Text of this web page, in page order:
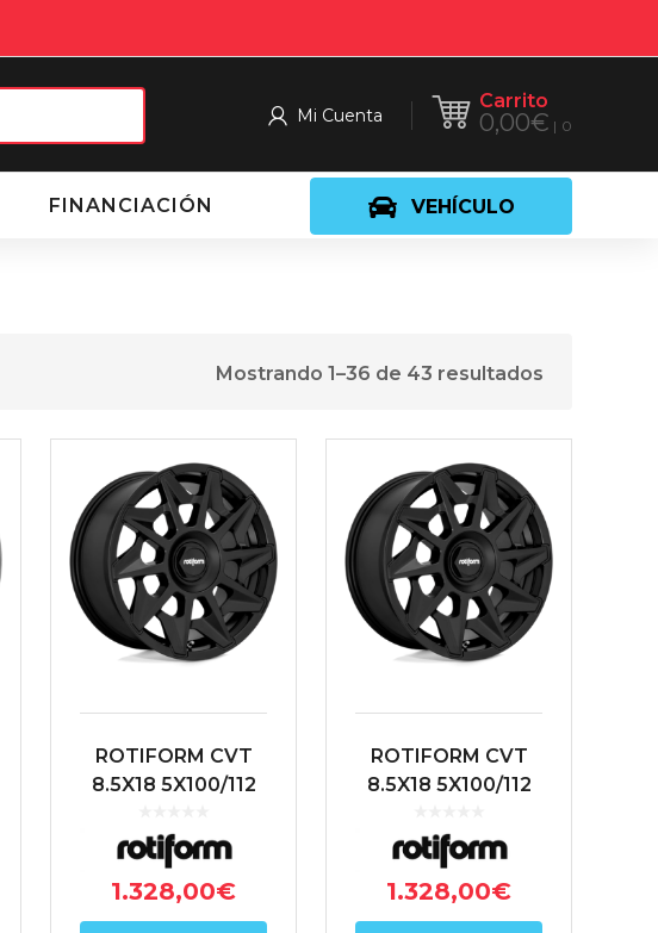
Carrito
0,00€ 0
Mi Cuenta
VEHÍCULO
FINANCIACIÓN
Mostrando 1–36 de 43 resultados
ROTIFORM CVT
8.5X18 5X100/112
1.328,00€
ROTIFORM CVT
8.5X18 5X100/112
1.328,00€